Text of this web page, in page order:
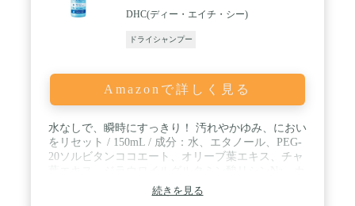
DHC(ディー・エイチ・シー)
ドライシャンプー
Amazonで詳しく見る
水なしで、瞬時にすっきり！ 汚れやかゆみ、におい
をリセット / 150mL / 成分：水、エタノール、PEG-
20ソルビタンココエート、オリーブ葉エキス、チャ
プリロイルグリシン、メントール、クエン酸、水酸
化Na、BG、ペンチレングリコール、フェノキシエ
続きを見る